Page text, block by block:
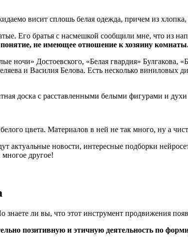
висит сплошь белая одежда, причем из
Его братья с насмешкой сообщили мне, что из
понятие, не имеющее отношение к хозяину
ночи» Достоевского, «Белая гвардия»
и Василия Белова. Есть несколько виниловых
доска с расставленными белыми фигурами и духи
цвета. Материалов в ней не так много, ну а
актуальные новости, интересные подборки
другое!
ли вы, что этот инструмент продвижения
позитивную и этичную деятельность по